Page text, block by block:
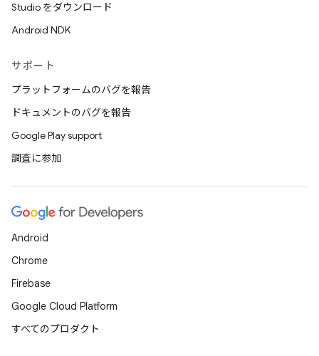
Studio をダウンロード
Android NDK
サポート
プラットフォームのバグを報告
ドキュメントのバグを報告
Google Play support
調査に参加
Android
Chrome
Firebase
Google Cloud Platform
すべてのプロダクト